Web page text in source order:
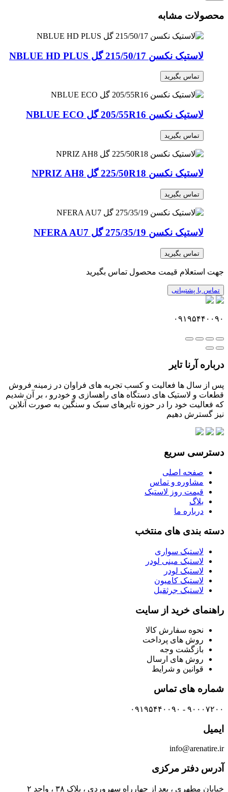
محصولات مشابه
لاستیک نکسن 215/50/17 گل NBLUE HD PLUS
تماس بگیرید
لاستیک نکسن 205/55R16 گل NBLUE ECO
تماس بگیرید
لاستیک نکسن 225/50R18 گل NPRIZ AH8
تماس بگیرید
لاستیک نکسن 275/35/19 گل NFERA AU7
تماس بگیرید
جهت استعلام قیمت محصول تماس بگیرید
تماس با پشتیبانی
۰۹۱۹۵۴۴۰۰۹۰
درباره آرنا تایر
پس از سال ها فعالیت و کسب تجربه های فراوان در زمینه فروش
قطعات و لاستیک های دستگاه های راهسازی و خودرو ، بر آن شدیم
که فعالیت خود را در حوزه تایرهای سبک و سنگین به صورت آنلاین
نیز گسترش دهیم
دسترسی سریع
صفحه اصلی
مشاوره و تماس
قیمت روز لاستیک
بلاگ
درباره ما
دسته بندی های منتخب
لاستیک سواری
لاستیک مینی لودر
لاستیک لودر
لاستیک کامیون
لاستیک جرثقیل
راهنمای خرید از سایت
نحوه سفارش کالا
روش های پرداخت
بازگشت وجه
روش های ارسال
قوانین و شرایط
شماره های تماس
۹۰۰۰۷۲۰۰ - ۰۹۱۹۵۴۴۰۰۹۰
ایمیل
info@arenatire.ir
آدرس دفتر مرکزی
خیابان مطهری ، بعد از چهارراه سهروردی ، پلاک ۳۸ ، واحد ۲